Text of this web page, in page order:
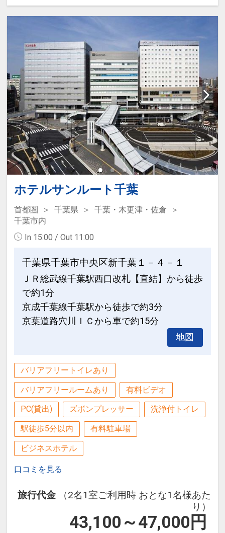
ホテルサンルート千葉
首都圏 千葉県
千葉・木更津・佐倉
千葉市内
In 15:00 / Out 11:00
千葉県千葉市中央区新千葉１－４－１
ＪＲ総武線千葉駅西口改札【直結】から徒歩
で約1分
京成千葉線千葉駅から徒歩で約3分
京葉道路穴川ＩＣから車で約15分
地図
バリアフリートイレあり
バリアフリールームあり 有料ビデオ
PC(貸出) ズボンプレッサー 洗浄付トイレ
駅徒歩5分以内 有料駐車場
ビジネスホテル
口コミを見る
旅行代金
（2名1室ご利用時 おとな1名様あた
り）
43,100～47,000 円